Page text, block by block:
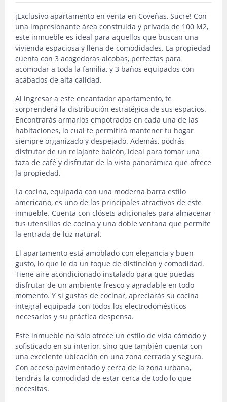
¡Exclusivo apartamento en venta en Coveñas, Sucre! Con
una impresionante área construida y privada de 100 M2,
este inmueble es ideal para aquellos que buscan una
vivienda espaciosa y llena de comodidades. La propiedad
cuenta con 3 acogedoras alcobas, perfectas para
acomodar a toda la familia, y 3 baños equipados con
acabados de alta calidad.
Al ingresar a este encantador apartamento, te
sorprenderá la distribución estratégica de sus espacios.
Encontrarás armarios empotrados en cada una de las
habitaciones, lo cual te permitirá mantener tu hogar
siempre organizado y despejado. Además, podrás
disfrutar de un relajante balcón, ideal para tomar una
taza de café y disfrutar de la vista panorámica que ofrece
la propiedad.
La cocina, equipada con una moderna barra estilo
americano, es uno de los principales atractivos de este
inmueble. Cuenta con clósets adicionales para almacenar
tus utensilios de cocina y una doble ventana que permite
la entrada de luz natural.
El apartamento está amoblado con elegancia y buen
gusto, lo que le da un toque de distinción y comodidad.
Tiene aire acondicionado instalado para que puedas
disfrutar de un ambiente fresco y agradable en todo
momento. Y si gustas de cocinar, apreciarás su cocina
integral equipada con todos los electrodomésticos
necesarios y su práctica despensa.
Este inmueble no sólo ofrece un estilo de vida cómodo y
sofisticado en su interior, sino que también cuenta con
una excelente ubicación en una zona cerrada y segura.
Con acceso pavimentado y cerca de la zona urbana,
tendrás la comodidad de estar cerca de todo lo que
necesitas.